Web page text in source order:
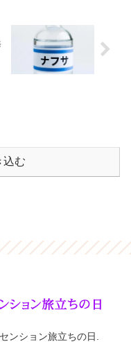
込む
ンション旅立ちの日.